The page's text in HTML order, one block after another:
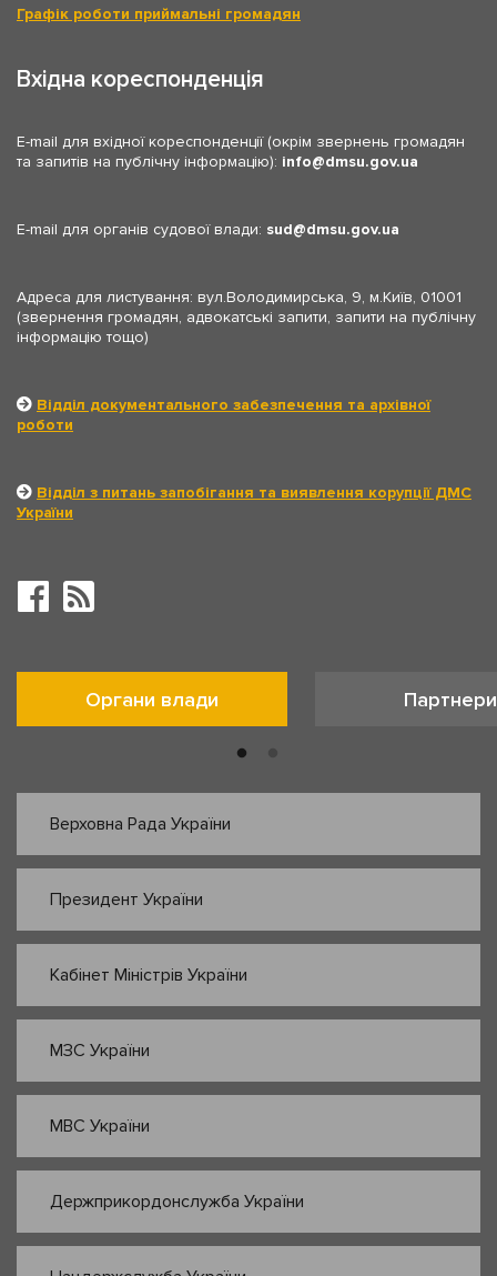
Графік роботи приймальні громадян
Вхідна кореспонденція
E-mail для вхідної кореспонденції (окрім звернень громадян
та запитів на публічну інформацію): info dmsu.gov.ua
E-mail для органів судової влади: sud dmsu.gov.ua
Адреса для листування: вул.Володимирська, 9, м.Київ, 01001
(звернення громадян, адвокатські запити, запити на публічну
інформацію тощо)
Відділ документального забезпечення та архівної
роботи
Відділ з питань запобігання та виявлення корупції ДМС
України
Органи влади Партнери
Верховна Рада України
Президент України
Кабінет Міністрів України
МЗС України
МВС України
Держприкордонслужба України